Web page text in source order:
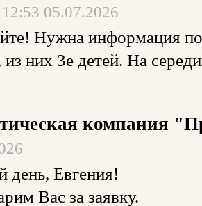
12:53 05.07.2026
Нужна информация
из них 3е детей. На
компания
день, Евгения!
Вас за заявку.